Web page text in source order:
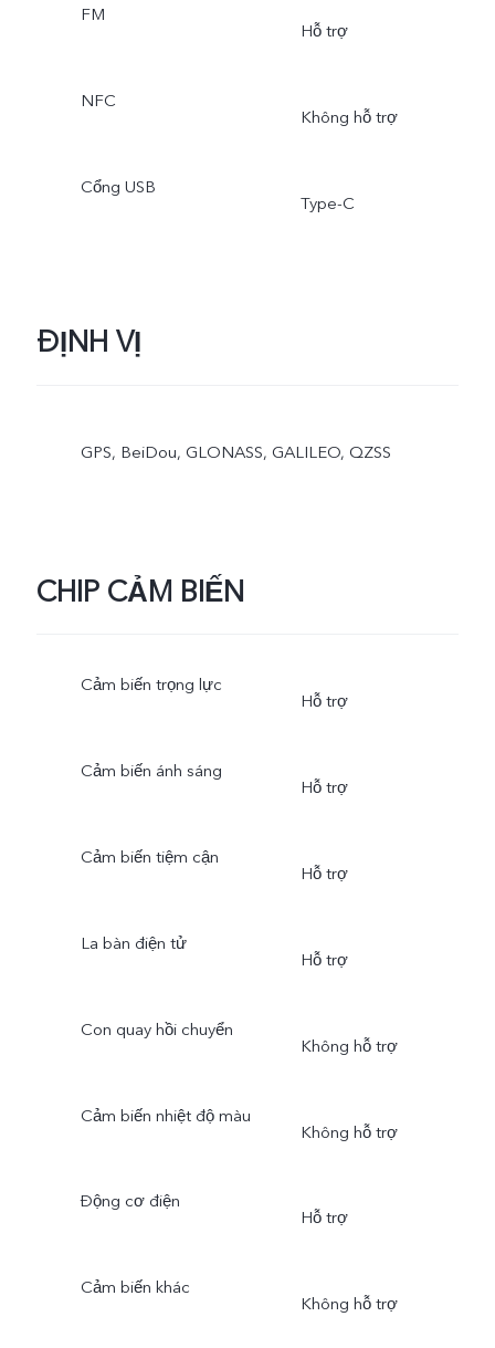
FM
Hỗ trợ
NFC
Không hỗ trợ
Cổng USB
Type-C
ĐỊNH VỊ
GPS, BeiDou, GLONASS, GALILEO, QZSS
CHIP CẢM BIẾN
Cảm biến trọng lực
Hỗ trợ
Cảm biến ánh sáng
Hỗ trợ
Cảm biến tiệm cận
Hỗ trợ
La bàn điện tử
Hỗ trợ
Con quay hồi chuyển
Không hỗ trợ
Cảm biến nhiệt độ màu
Không hỗ trợ
Động cơ điện
Hỗ trợ
Cảm biến khác
Không hỗ trợ